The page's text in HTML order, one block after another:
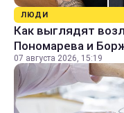
ЛЮДИ
Как выглядят
Пономарева и
07 августа 2026, 15:19